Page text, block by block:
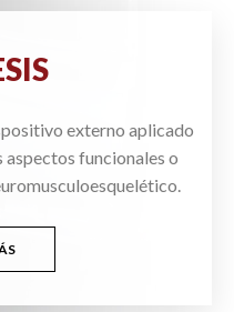
externo aplicado
funcionales o